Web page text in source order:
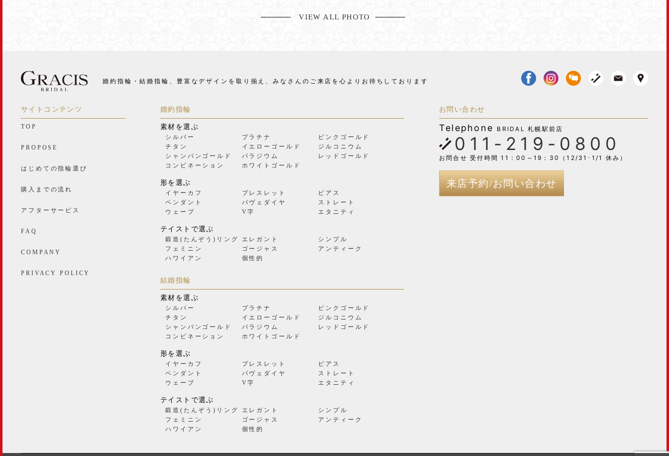
VIEW ALL PHOTO
婚約指輪・結婚指輪、豊富なデザインを取り揃え、みなさんのご来店を心よりお待ちしております
サイトコンテンツ
TOP
PROPOSE
はじめての指輪選び
購入までの流れ
アフターサービス
FAQ
COMPANY
PRIVACY POLICY
婚約指輪
素材を選ぶ
シルバー プラチナ
ピンクゴールド
チタン
イエローゴールド
ジルコニウム
シャンパンゴールド
パラジウム
レッドゴールド
コンビネーション
ホワイトゴールド
形を選ぶ
イヤーカフ ブレスレット
ピアス
ペンダント
パヴェダイヤ
ストレート
ウェーブ
V字 エタニティ
テイストで選ぶ
鍛造(たんぞう)リング エレガント
シンプル
フェミニン
ゴージャス
アンティーク
ハワイアン
個性的
結婚指輪
素材を選ぶ
シルバー プラチナ
ピンクゴールド
チタン
イエローゴールド
ジルコニウム
シャンパンゴールド
パラジウム
レッドゴールド
コンビネーション
ホワイトゴールド
形を選ぶ
イヤーカフ ブレスレット
ピアス
ペンダント
パヴェダイヤ
ストレート
ウェーブ
V字 エタニティ
テイストで選ぶ
鍛造(たんぞう)リング エレガント
シンプル
フェミニン
ゴージャス
アンティーク
ハワイアン
個性的
お問い合わせ
Telephone BRIDAL 札幌駅前店
011-219-0800
お問合せ 受付時間 11：00～19：30（12/31･1/1 休み）
来店予約/お問い合わせ